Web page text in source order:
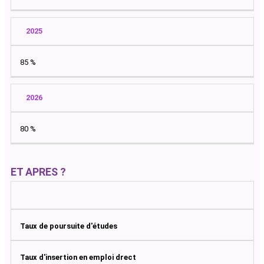
2025
85 %
2026
80 %
ET APRES ?
Taux de poursuite d'études
Taux d'insertion en emploi drect